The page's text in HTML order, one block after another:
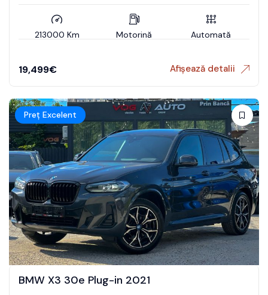
213000 Km Motorină Automată
19,499€ Afișează detalii
Preț Excelent
BMW X3 30e Plug-in 2021